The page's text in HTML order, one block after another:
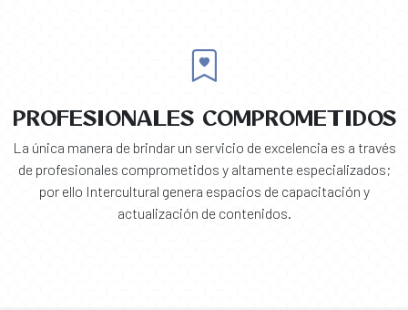
PROFESIONALES COMPROMETIDOS
La única manera de brindar un servicio de excelencia es a través
de profesionales comprometidos y altamente especializados;
por ello Intercultural genera espacios de capacitación y
actualización de contenidos.